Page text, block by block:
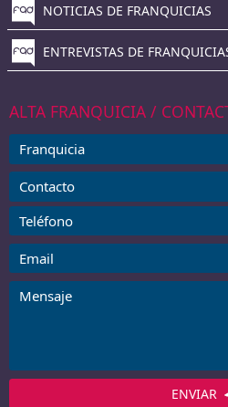
NOTICIAS DE FRANQUICIAS
ENTREVISTAS DE
ALTA FRANQUICIA /
ENVIAR